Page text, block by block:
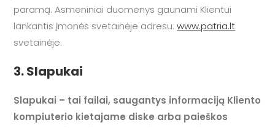
paramą. Asmeniniai duomenys gaunami Klientui
lankantis Įmonės svetainėje adresu:www.patria.lt
svetainėje.
3. Slapukai
Slapukai – tai failai, saugantys informaciją Kliento
kompiuterio kietajame diske arba paieškos